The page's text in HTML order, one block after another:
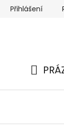
Přihlášení